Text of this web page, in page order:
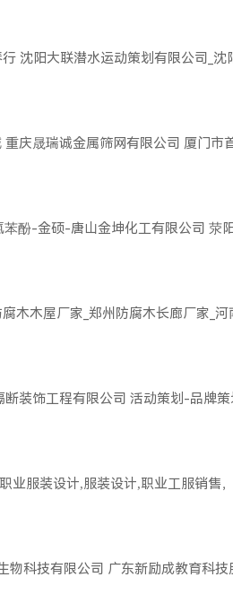
行 沈阳大联潜水运动策划有限公司_沈
重庆晟瑞诚金属筛网有限公司 厦门市
酚-金硕-唐山金坤化工有限公司 荥
木木屋厂家_郑州防腐木长廊厂家_
装饰工程有限公司 活动策划-品牌
业服装设计,服装设计,职业工服销售
物科技有限公司 广东新励成教育科